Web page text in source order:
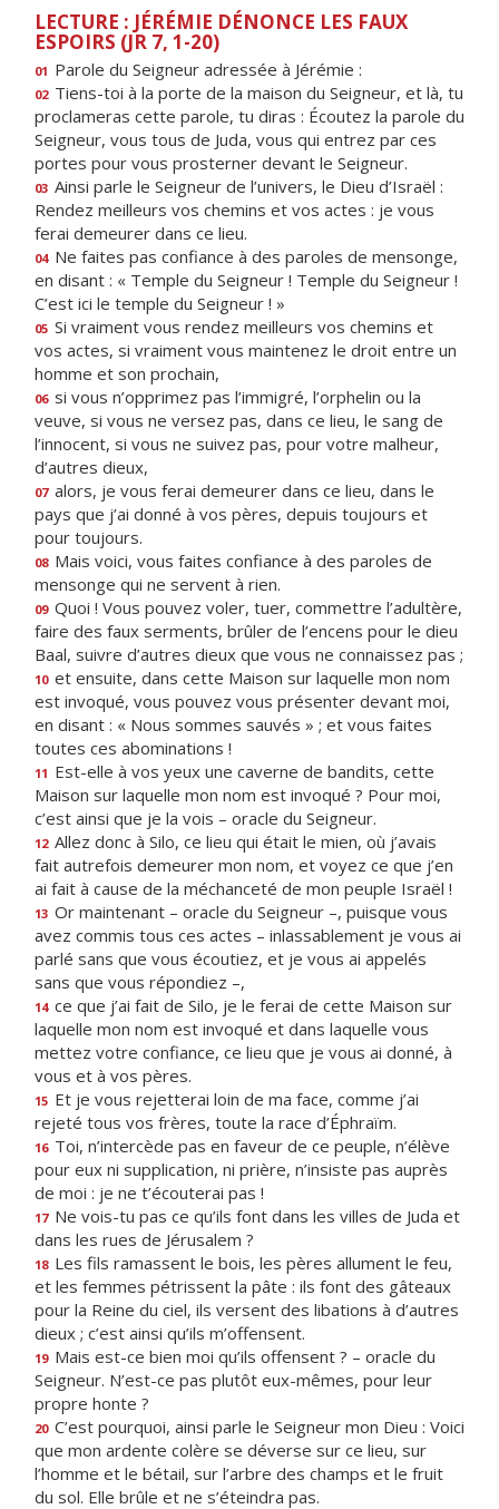
LECTURE : JÉRÉMIE DÉNONCE LES FAUX
ESPOIRS (JR 7, 1-20)
01 Parole du Seigneur adressée à Jérémie :
02 Tiens-toi à la porte de la maison du Seigneur, et là, tu
proclameras cette parole, tu diras : Écoutez la parole du
Seigneur, vous tous de Juda, vous qui entrez par ces
portes pour vous prosterner devant le Seigneur.
03 Ainsi parle le Seigneur de l’univers, le Dieu d’Israël :
Rendez meilleurs vos chemins et vos actes : je vous
ferai demeurer dans ce lieu.
04 Ne faites pas confiance à des paroles de mensonge,
en disant : « Temple du Seigneur ! Temple du Seigneur !
C’est ici le temple du Seigneur ! »
05 Si vraiment vous rendez meilleurs vos chemins et
vos actes, si vraiment vous maintenez le droit entre un
homme et son prochain,
06 si vous n’opprimez pas l’immigré, l’orphelin ou la
veuve, si vous ne versez pas, dans ce lieu, le sang de
l’innocent, si vous ne suivez pas, pour votre malheur,
d’autres dieux,
07 alors, je vous ferai demeurer dans ce lieu, dans le
pays que j’ai donné à vos pères, depuis toujours et
pour toujours.
08 Mais voici, vous faites confiance à des paroles de
mensonge qui ne servent à rien.
09 Quoi ! Vous pouvez voler, tuer, commettre l’adultère,
faire des faux serments, brûler de l’encens pour le dieu
Baal, suivre d’autres dieux que vous ne connaissez pas ;
10 et ensuite, dans cette Maison sur laquelle mon nom
est invoqué, vous pouvez vous présenter devant moi,
en disant : « Nous sommes sauvés » ; et vous faites
toutes ces abominations !
11 Est-elle à vos yeux une caverne de bandits, cette
Maison sur laquelle mon nom est invoqué ? Pour moi,
c’est ainsi que je la vois – oracle du Seigneur.
12 Allez donc à Silo, ce lieu qui était le mien, où j’avais
fait autrefois demeurer mon nom, et voyez ce que j’en
ai fait à cause de la méchanceté de mon peuple Israël !
13 Or maintenant – oracle du Seigneur –, puisque vous
avez commis tous ces actes – inlassablement je vous ai
parlé sans que vous écoutiez, et je vous ai appelés
sans que vous répondiez –,
14 ce que j’ai fait de Silo, je le ferai de cette Maison sur
laquelle mon nom est invoqué et dans laquelle vous
mettez votre confiance, ce lieu que je vous ai donné, à
vous et à vos pères.
15 Et je vous rejetterai loin de ma face, comme j’ai
rejeté tous vos frères, toute la race d’Éphraïm.
16 Toi, n’intercède pas en faveur de ce peuple, n’élève
pour eux ni supplication, ni prière, n’insiste pas auprès
de moi : je ne t’écouterai pas !
17 Ne vois-tu pas ce qu’ils font dans les villes de Juda et
dans les rues de Jérusalem ?
18 Les fils ramassent le bois, les pères allument le feu,
et les femmes pétrissent la pâte : ils font des gâteaux
pour la Reine du ciel, ils versent des libations à d’autres
dieux ; c’est ainsi qu’ils m’offensent.
19 Mais est-ce bien moi qu’ils offensent ? – oracle du
Seigneur. N’est-ce pas plutôt eux-mêmes, pour leur
propre honte ?
20 C’est pourquoi, ainsi parle le Seigneur mon Dieu : Voici
que mon ardente colère se déverse sur ce lieu, sur
l’homme et le bétail, sur l’arbre des champs et le fruit
du sol. Elle brûle et ne s’éteindra pas.